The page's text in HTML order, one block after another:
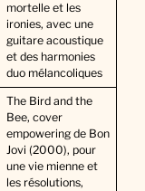
mortelle et les
ironies, avec une
guitare acoustique
et des harmonies
duo mélancoliques
The Bird and the
Bee, cover
empowering de Bon
Jovi (2000), pour
une vie mienne et
les résolutions,